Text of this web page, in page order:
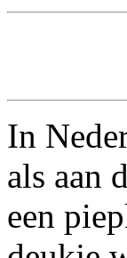
In
als aan
een